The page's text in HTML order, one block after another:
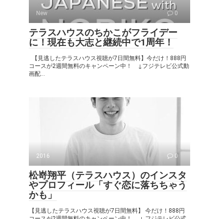
New 0
テラスハウスのちかこがフライデー
に！現在も大志と継続中で1周年！
【見逃したテラスハウス視聴が7日間無料】今だけ！888円
コースが2週間無料のキャンペーン中！ ↓フジテレビ公式動
画配...
2016 0
松嵜翔平（テラスハウス）のインスタ
やプロフィール「すぐ恋に落ちちゃう
かも」
【見逃したテラスハウス視聴が7日間無料】 今だけ！888円